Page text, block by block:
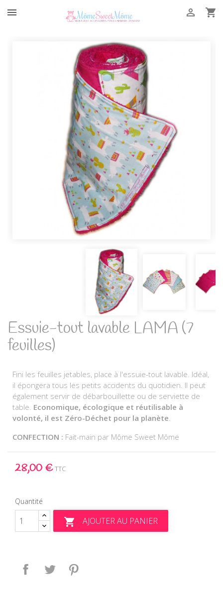
 

Essuie-tout lavable LAMA (7
feuilles)
Fini les feuilles jetables, place à l'essuie-tout lavable. Idéal,
il épongera tous les petits accidents du quotidien. Il peut
également servir de débarbouillette ou de serviette de
table. Economique, écologique et réutilisable à
volonté, il est Zéro-Déchet pour la planète
CONFECTION : Fait-main par Môme Sweet Môme
28,00 €TTC
Quantité
 AJOUTER AU PANIER
Partager Tweet